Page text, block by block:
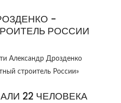
-
РОССИИ
Александр Дрозденко
строитель России»
22 ЧЕЛОВЕКА